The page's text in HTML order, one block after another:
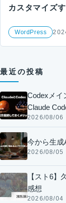
カスタマイズ
WordPress
最近の投稿
Codexメイ
Claude
2026/08/06
今から生
2026/08/05
【スト6】
感想
2026/08/04